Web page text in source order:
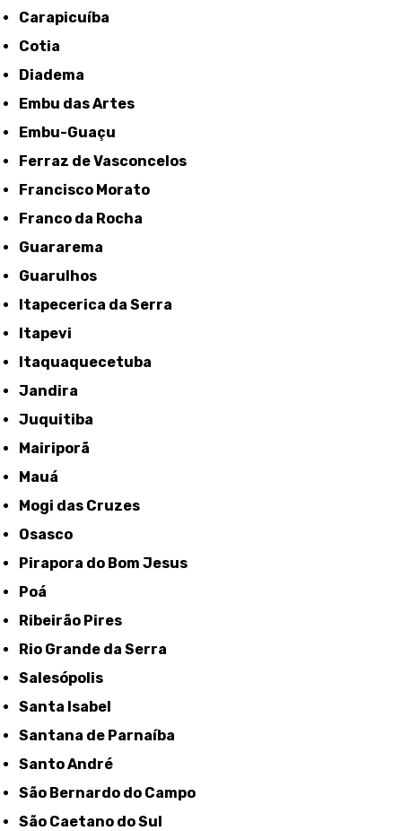
Carapicuíba
Cotia
Diadema
Embu das Artes
Embu-Guaçu
Ferraz de Vasconcelos
Francisco Morato
Franco da Rocha
Guararema
Guarulhos
Itapecerica da Serra
Itapevi
Itaquaquecetuba
Jandira
Juquitiba
Mairiporã
Mauá
Mogi das Cruzes
Osasco
Pirapora do Bom Jesus
Poá
Ribeirão Pires
Rio Grande da Serra
Salesópolis
Santa Isabel
Santana de Parnaíba
Santo André
São Bernardo do Campo
São Caetano do Sul